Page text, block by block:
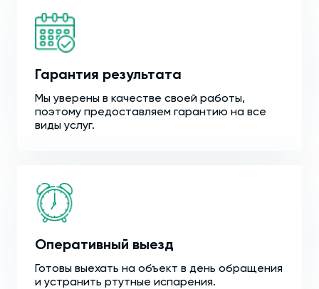
Гарантия результата
Мы уверены в качестве своей работы,
поэтому предоставляем гарантию на все
виды услуг.
Оперативный выезд
Готовы выехать на объект в день обращения
и устранить ртутные испарения.